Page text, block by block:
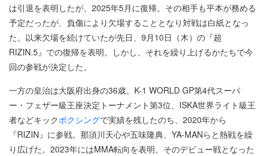
は引退を表明したが、2025年5月に復帰。その相手も平本が務める
予定だったが、負傷により欠場することとなり対戦は白紙となっ
た。以来欠場を続けていたが先日、9月10日（木）の『超
RIZIN.5』での復帰を表明。しかし、それを繰り上げるかたちで今
回の参戦が決定した。
一方の皇治は大阪府出身の36歳。K-1 WORLD GP第4代スーパ
ー・フェザー級王座決定トーナメント第3位、ISKA世界ライト級王
者などキックボクシングで実績を残したのち、2020年から
『RIZIN』に参戦。那須川天心や五味隆典、YA-MANらと熱戦を繰
り広げた。2023年にはMMA転向を表明。そのデビュー戦となった